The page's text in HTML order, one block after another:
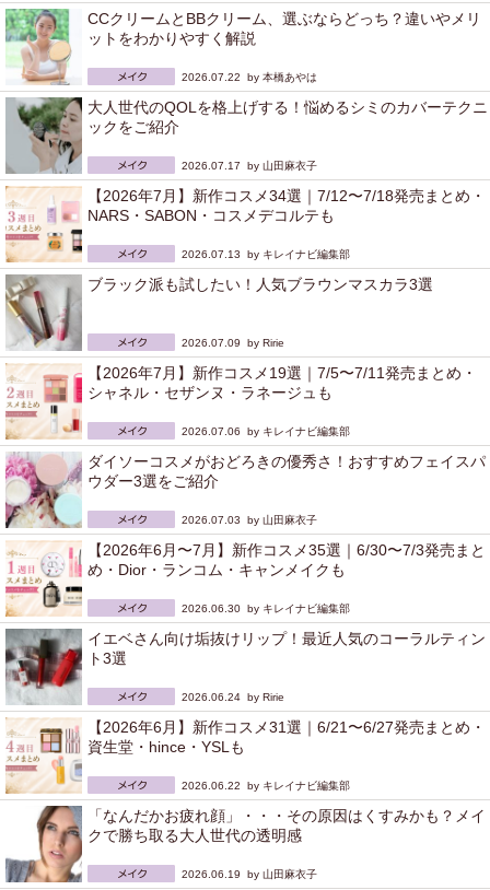
CCクリームとBBクリーム、選ぶならどっち？違いやメリ
ットをわかりやすく解説
2026.07.22 by 本橋あやは
大人世代のQOLを格上げする！悩めるシミのカバーテクニ
ックをご紹介
2026.07.17 by 山田麻衣子
【2026年7月】新作コスメ34選｜7/12〜7/18発売まとめ・
NARS・SABON・コスメデコルテも
2026.07.13 by キレイナビ編集部
ブラック派も試したい！人気ブラウンマスカラ3選
2026.07.09 by Ririe
【2026年7月】新作コスメ19選｜7/5〜7/11発売まとめ・
シャネル・セザンヌ・ラネージュも
2026.07.06 by キレイナビ編集部
ダイソーコスメがおどろきの優秀さ！おすすめフェイスパ
ウダー3選をご紹介
2026.07.03 by 山田麻衣子
【2026年6月〜7月】新作コスメ35選｜6/30〜7/3発売まと
め・Dior・ランコム・キャンメイクも
2026.06.30 by キレイナビ編集部
イエベさん向け垢抜けリップ！最近人気のコーラルティン
ト3選
2026.06.24 by Ririe
【2026年6月】新作コスメ31選｜6/21〜6/27発売まとめ・
資生堂・hince・YSLも
2026.06.22 by キレイナビ編集部
「なんだかお疲れ顔」・・・その原因はくすみかも？メイ
クで勝ち取る大人世代の透明感
2026.06.19 by 山田麻衣子